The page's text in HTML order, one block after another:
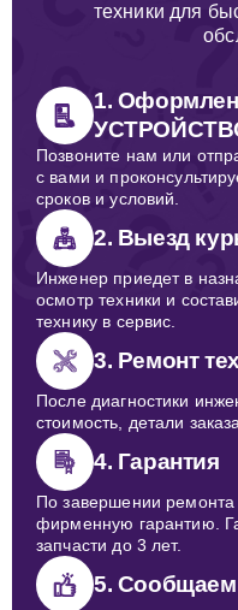
техники для
1.
Позвоните нам или
с вами и
сроков и условий.
2. Выезд
Инженер приедет в
осмотр техники и
технику в сервис.
3. Ремонт
После диагностики
стоимость, детали
4. Гарантия
По завершении
фирменную гарантию.
запчасти до 3 лет.
5. Сообщаем